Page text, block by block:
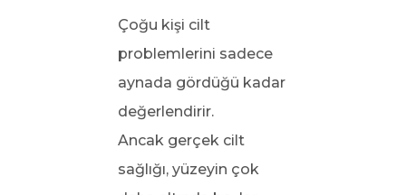
Çoğu kişi cilt
problemlerini sadece
aynada gördüğü kadar
değerlendirir.
Ancak gerçek cilt
sağlığı, yüzeyin çok